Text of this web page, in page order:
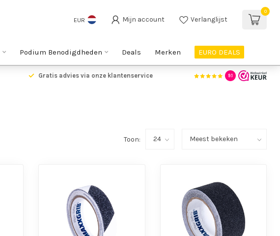
EUR Mijn account Verlanglijst
0
Podium Benodigdheden Deals Merken EURO DEALS
Gratis advies via onze klantenservice 9.1
Toon: